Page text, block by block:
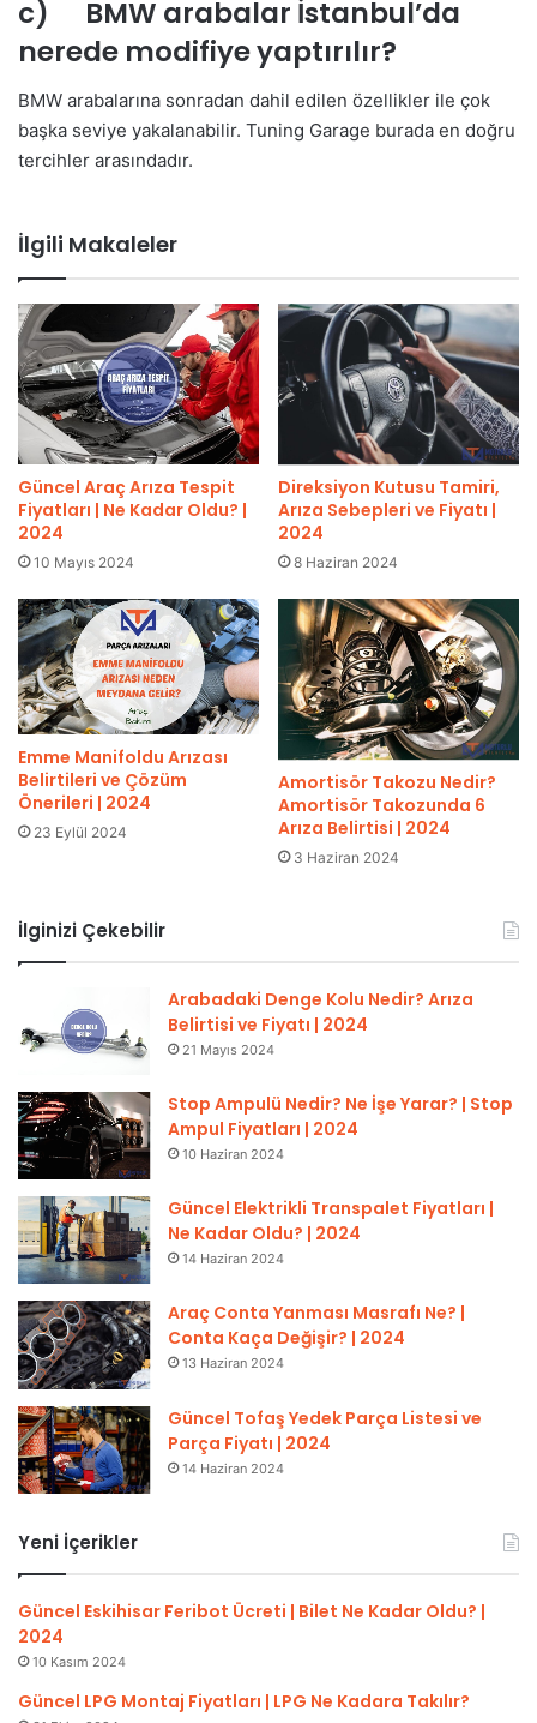
c) BMW arabalar İstanbul’da
nerede modifiye yaptırılır?
BMW arabalarına sonradan dahil edilen özellikler ile çok
başka seviye yakalanabilir. Tuning Garage burada en doğru
tercihler arasındadır.
İlgili Makaleler
Güncel Araç Arıza Tespit
Fiyatları | Ne Kadar Oldu? |
2024
10 Mayıs 2024
Direksiyon Kutusu Tamiri,
Arıza Sebepleri ve Fiyatı |
2024
8 Haziran 2024
Emme Manifoldu Arızası
Belirtileri ve Çözüm
Önerileri | 2024
23 Eylül 2024
Amortisör Takozu Nedir?
Amortisör Takozunda 6
Arıza Belirtisi | 2024
3 Haziran 2024
İlginizi Çekebilir
Arabadaki Denge Kolu Nedir? Arıza
Belirtisi ve Fiyatı | 2024
21 Mayıs 2024
Stop Ampulü Nedir? Ne İşe Yarar? | Stop
Ampul Fiyatları | 2024
10 Haziran 2024
Güncel Elektrikli Transpalet Fiyatları |
Ne Kadar Oldu? | 2024
14 Haziran 2024
Araç Conta Yanması Masrafı Ne? |
Conta Kaça Değişir? | 2024
13 Haziran 2024
Güncel Tofaş Yedek Parça Listesi ve
Parça Fiyatı | 2024
14 Haziran 2024
Yeni İçerikler
Güncel Eskihisar Feribot Ücreti | Bilet Ne Kadar Oldu? |
2024
10 Kasım 2024
Güncel LPG Montaj Fiyatları | LPG Ne Kadara Takılır?